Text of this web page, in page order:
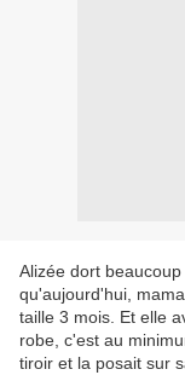
Alizée dort
qu'aujourd'hui,
taille 3 mois. Et elle
robe, c'est au
tiroir et la posait sur